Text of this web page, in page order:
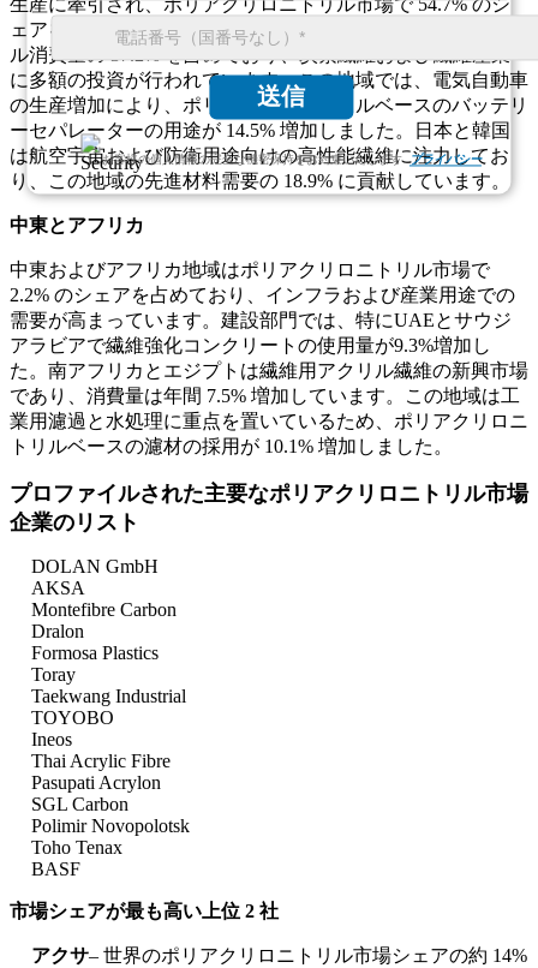
送信
お客様の個人情報の完全な機密保持をお約束いたします.プライバシー
生産に牽引され、ポリアクリロニトリル市場で 54.7% のシ
ェアを占めています。中国だけで世界のポリアクリロニトリ
ル消費量の 37.2% を占めており、炭素繊維および繊維産業
に多額の投資が行われています。この地域では、電気自動車
の生産増加により、ポリアクリロニトリルベースのバッテリ
ーセパレーターの用途が 14.5% 増加しました。日本と韓国
は航空宇宙および防衛用途向けの高性能繊維に注力してお
り、この地域の先進材料需要の 18.9% に貢献しています。
中東とアフリカ
中東およびアフリカ地域はポリアクリロニトリル市場で
2.2% のシェアを占めており、インフラおよび産業用途での
需要が高まっています。建設部門では、特にUAEとサウジ
アラビアで繊維強化コンクリートの使用量が9.3%増加し
た。南アフリカとエジプトは繊維用アクリル繊維の新興市場
であり、消費量は年間 7.5% 増加しています。この地域は工
業用濾過と水処理に重点を置いているため、ポリアクリロニ
トリルベースの濾材の採用が 10.1% 増加しました。
プロファイルされた主要なポリアクリロニトリル市場
企業のリスト
DOLAN GmbH
AKSA
Montefibre Carbon
Dralon
Formosa Plastics
Toray
Taekwang Industrial
TOYOBO
Ineos
Thai Acrylic Fibre
Pasupati Acrylon
SGL Carbon
Polimir Novopolotsk
Toho Tenax
BASF
市場シェアが最も高い上位 2 社
アクサ– 世界のポリアクリロニトリル市場シェアの約 14%